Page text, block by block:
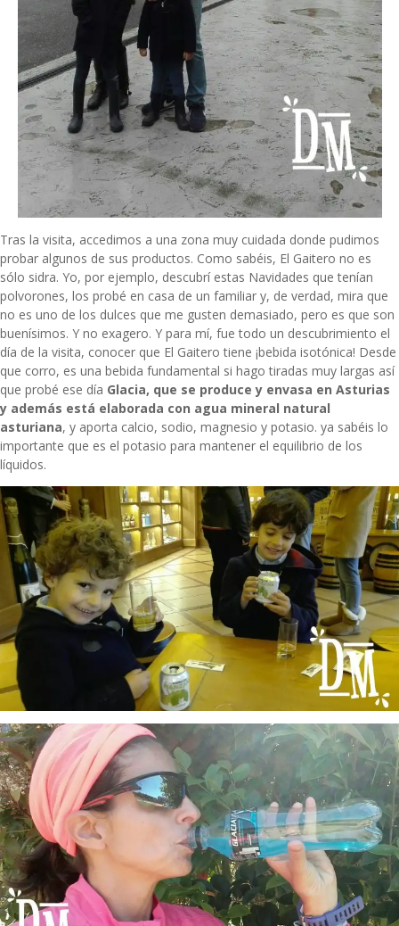
Tras la visita, accedimos a una zona muy cuidada donde pudimos
probar algunos de sus productos. Como sabéis, El Gaitero no es
sólo sidra. Yo, por ejemplo, descubrí estas Navidades que tenían
polvorones, los probé en casa de un familiar y, de verdad, mira que
no es uno de los dulces que me gusten demasiado, pero es que son
buenísimos. Y no exagero. Y para mí, fue todo un descubrimiento el
día de la visita, conocer que El Gaitero tiene ¡bebida isotónica! Desde
que corro, es una bebida fundamental si hago tiradas muy largas así
que probé ese día Glacia, que se produce y envasa en Asturias
y además está elaborada con agua mineral natural
asturiana, y aporta calcio, sodio, magnesio y potasio. ya sabéis lo
importante que es el potasio para mantener el equilibrio de los
líquidos.